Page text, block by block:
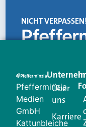
NICHT VERPASSEN!
Creator für Ihre
Ihren
Login.
Jetzt anmelden
Pfefferminzia
Medien
GmbH
Kattunbleiche
Über
uns
Karriere